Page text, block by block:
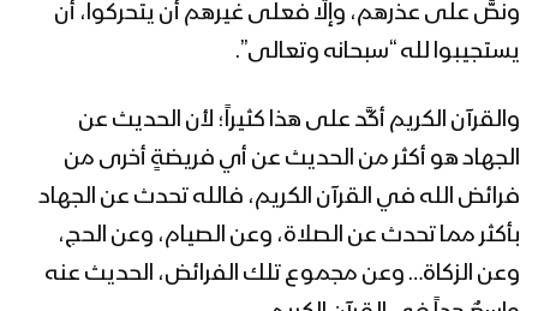
المحاضرة الرمضانية السادسة للسيد القائد
المحاضرة الرمضانية الخامسة للسيد القائد
عبدالملك بدرالدين الحوثي 6 رمضان
1444هـ
المحاضرة الرمضانية الرابعة للسيد القائد
عبدالملك بدرالدين الحوثي 5 رمضان
ونصَّ على عذرهم، وإلَّا فعلى غيرهم أن يتحركوا، أن
يستجيبوا لله “سبحانه وتعالى”.
والقرآن الكريم أكَّد على هذا كثيراً؛ لأن الحديث عن
الجهاد هو أكثر من الحديث عن أي فريضةٍ أخرى من
فرائض الله في القرآن الكريم، فالله تحدث عن الجهاد
بأكثر مما تحدث عن الصلاة، وعن الصيام، وعن الحج،
وعن الزكاة… وعن مجموع تلك الفرائض، الحديث عنه